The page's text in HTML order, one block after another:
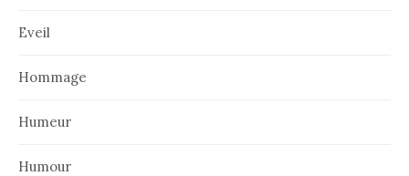
Eveil
Hommage
Humeur
Humour